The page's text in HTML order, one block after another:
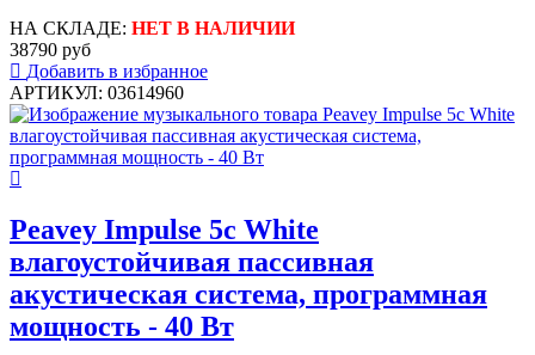
НА СКЛАДЕ: НЕТ В НАЛИЧИИ
38790 руб
Добавить в избранное
АРТИКУЛ: 03614960
Peavey Impulse 5c White
влагоустойчивая пассивная
акустическая система, программная
мощность - 40 Вт